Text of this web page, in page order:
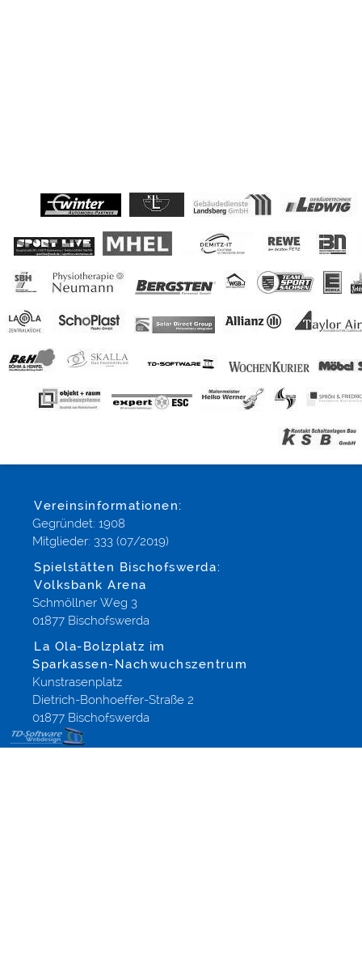
Vereinsinformationen:
Gegründet: 1908
Mitglieder: 333 (07/2019)
Spielstätten Bischofswerda:
Volksbank Arena
Schmöllner Weg 3
01877 Bischofswerda
La Ola-Bolzplatz im
Sparkassen-Nachwuchszentrum
Kunstrasenplatz
Dietrich-Bonhoeffer-Straße 2
01877 Bischofswerda